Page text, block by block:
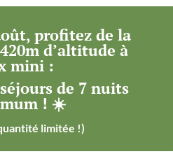
profitez de la
d’altitude à
mini :
de 7 nuits
! ☀️
limitée !)